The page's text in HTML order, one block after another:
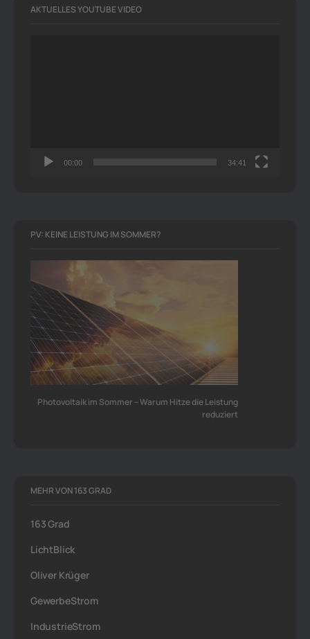
AKTUELLES YOUTUBE VIDEO
00:00 34:41
PV: KEINE LEISTUNG IM SOMMER?
Photovoltaik im Sommer – Warum Hitze die Leistung
reduziert
MEHR VON 163 GRAD
163 Grad
LichtBlick
Oliver Krüger
GewerbeStrom
IndustrieStrom